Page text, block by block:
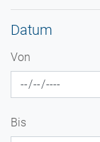
Datum
Von
Bis